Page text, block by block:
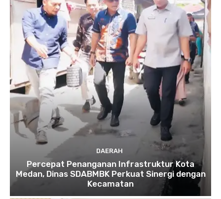
DAERAH
Percepat Penanganan Infrastruktur Kota
Medan, Dinas SDABMBK Perkuat Sinergi dengan
Kecamatan